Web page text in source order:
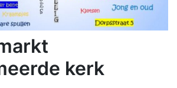
kerk